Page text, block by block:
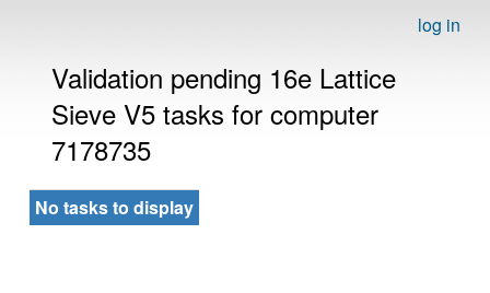
log in
Validation pending 16e Lattice
Sieve V5 tasks for computer
7178735
No tasks to display